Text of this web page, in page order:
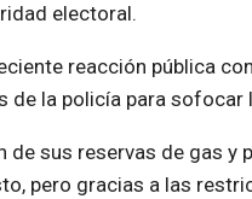
electoral.
reacción pública
de la policía para
de sus reservas de gas
pero gracias a las